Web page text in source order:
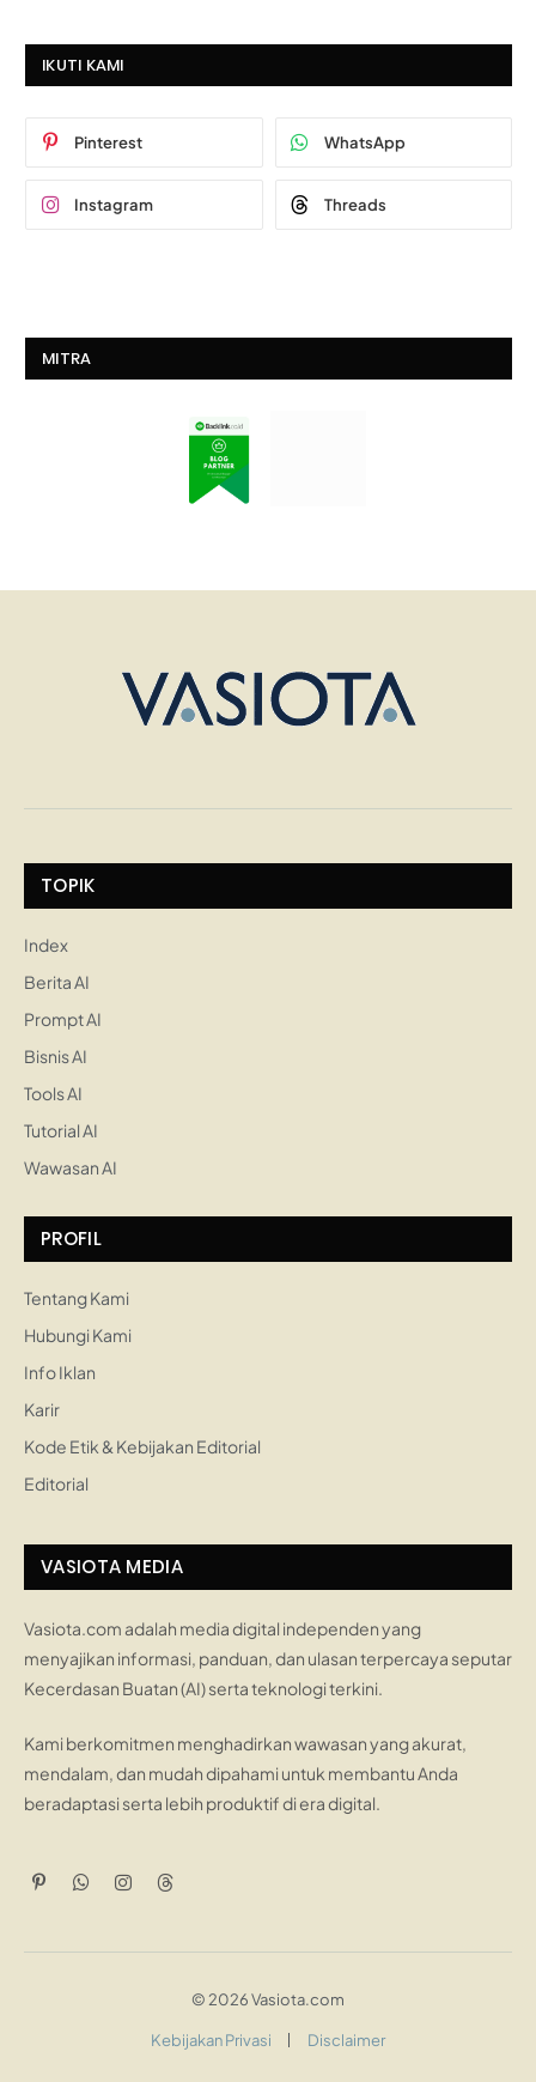
IKUTI KAMI
Pinterest WhatsApp
Instagram Threads
MITRA
TOPIK
Index
Berita AI
Prompt AI
Bisnis AI
Tools AI
Tutorial AI
Wawasan AI
PROFIL
Tentang Kami
Hubungi Kami
Info Iklan
Karir
Kode Etik & Kebijakan Editorial
Editorial
VASIOTA MEDIA
Vasiota.com adalah media digital independen yang
menyajikan informasi, panduan, dan ulasan terpercaya seputar
Kecerdasan Buatan (AI) serta teknologi terkini.
Kami berkomitmen menghadirkan wawasan yang akurat,
mendalam, dan mudah dipahami untuk membantu Anda
beradaptasi serta lebih produktif di era digital.
PinterestWhatsApp
InstagramThreads
© 2026 Vasiota.com
Kebijakan Privasi Disclaimer